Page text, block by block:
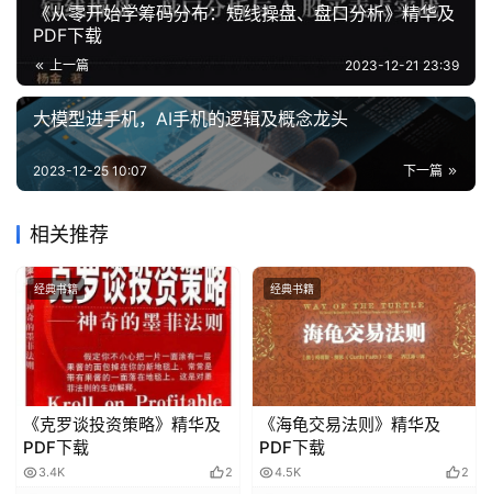
《从零开始学筹码分布：短线操盘、盘口分析》精华及
PDF下载
上一篇 2023-12-21 23:39
大模型进手机，AI手机的逻辑及概念龙头
下一篇
2023-12-25 10:07
相关推荐
经典书籍
《克罗谈投资策略》精华及
PDF下载
3.4K 2
经典书籍
《海龟交易法则》精华及
PDF下载
4.5K 2